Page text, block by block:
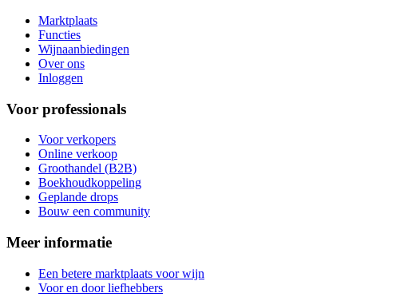
Marktplaats
Functies
Wijnaanbiedingen
Over ons
Inloggen
Voor professionals
Voor verkopers
Online verkoop
Groothandel (B2B)
Boekhoudkoppeling
Geplande drops
Bouw een community
Meer informatie
Een betere marktplaats voor wijn
Voor en door liefhebbers